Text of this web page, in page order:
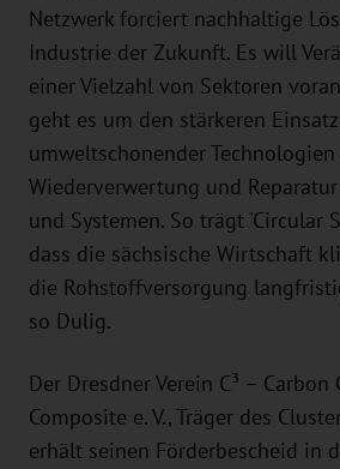
Netzwerk forciert nachhaltige
Industrie der Zukunft. Es will
einer Vielzahl von Sektoren
geht es um den stärkeren Einsatz
umweltschonender
Wiederverwertung und
und Systemen. So trägt 'Circular
dass die sächsische Wirtschaft
die Rohstoffversorgung
so Dulig.
Der Dresdner Verein C³ – Carbon
Composite e. V., Träger des
erhält seinen Förderbescheid in